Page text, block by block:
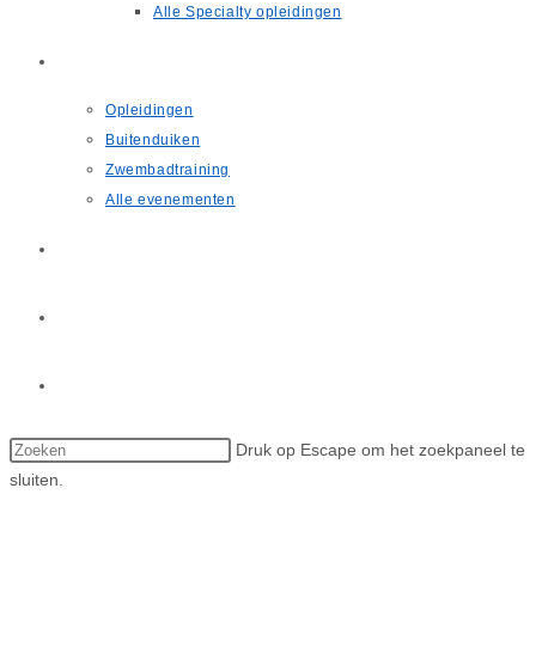
Alle Specialty opleidingen
Opleidingen
Buitenduiken
Zwembadtraining
Alle evenementen
Druk op Escape om het zoekpaneel te
sluiten.